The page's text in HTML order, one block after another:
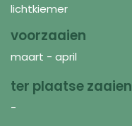
lichtkiemer
voorzaaien
maart - april
ter plaatse zaaien
-